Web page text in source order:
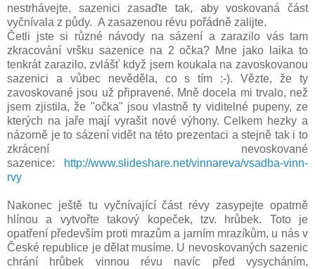
nestrhávejte, sazenici zasaďte tak, aby voskovaná část
vyčnívala z půdy. A zasazenou révu pořádně zalijte.
Četli jste si různé návody na sázení a zarazilo vás tam
zkracování vršku sazenice na 2 očka? Mne jako laika to
tenkrát zarazilo, zvlášť když jsem koukala na zavoskovanou
sazenici a vůbec nevěděla, co s tím :-). Vězte, že ty
zavoskované jsou už připravené. Mně docela mi trvalo, než
jsem zjistila, že "očka" jsou vlastně ty viditelné pupeny, ze
kterých na jaře mají vyrašit nové výhony. Celkem hezky a
názorně je to sázení vidět na této prezentaci a stejně tak i to
zkrácení nevoskované
sazenice:
http://www.slideshare.net/vinnareva/vsadba-vinn-
rvy
Nakonec ještě tu vyčnívající část révy zasypejte opatrně
hlínou a vytvořte takový kopeček, tzv. hrůbek. Toto je
opatření především proti mrazům a jarním mrazíkům, u nás v
České republice je dělat musíme. U nevoskovaných sazenic
chrání hrůbek vinnou révu navíc před vysycháním,